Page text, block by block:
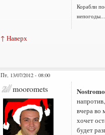
Корабли
↑ Наверх
Пт, 13/07/2012 - 08:00
mooromets Nostromo
напротив,
вчера во
хочет
будет